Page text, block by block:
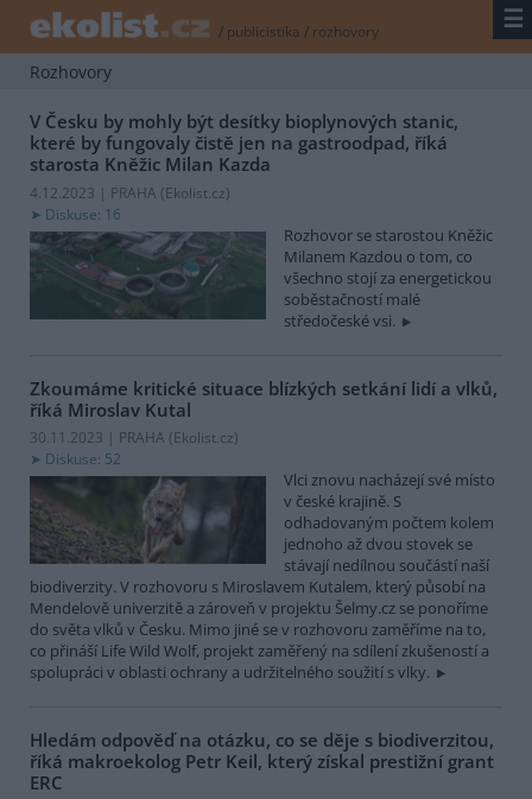
/ publicistika / rozhovory ☰
Rozhovory
V Česku by mohly být desítky bioplynových stanic,
které by fungovaly čistě jen na gastroodpad, říká
starosta Kněžic Milan Kazda
4.12.2023 | PRAHA (Ekolist.cz)
Diskuse: 16
Rozhovor se starostou Kněžic
Milanem Kazdou o tom, co
všechno stojí za energetickou
soběstačností malé
středočeské vsi.
Zkoumáme kritické situace blízkých setkání lidí a vlků,
říká Miroslav Kutal
30.11.2023 | PRAHA (Ekolist.cz)
Diskuse: 52
Vlci znovu nacházejí své místo
v české krajině. S
odhadovaným počtem kolem
jednoho až dvou stovek se
stávají nedílnou součástí naší
biodiverzity. V rozhovoru s Miroslavem Kutalem, který působí na
Mendelově univerzitě a zároveň v projektu Šelmy.cz se ponoříme
do světa vlků v Česku. Mimo jiné se v rozhovoru zaměříme na to,
co přináší Life Wild Wolf, projekt zaměřený na sdílení zkušeností a
spolupráci v oblasti ochrany a udržitelného soužití s vlky.
Hledám odpověď na otázku, co se děje s biodiverzitou,
říká makroekolog Petr Keil, který získal prestižní grant
ERC